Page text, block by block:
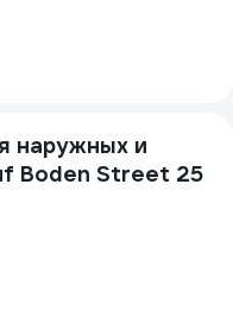
наружных и
Boden Street 25